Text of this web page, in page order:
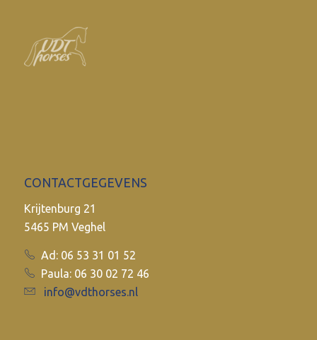
CONTACTGEGEVENS
Krijtenburg 21
5465 PM Veghel
Ad: 06 53 31 01 52
Paula: 06 30 02 72 46
info@vdthorses.nl